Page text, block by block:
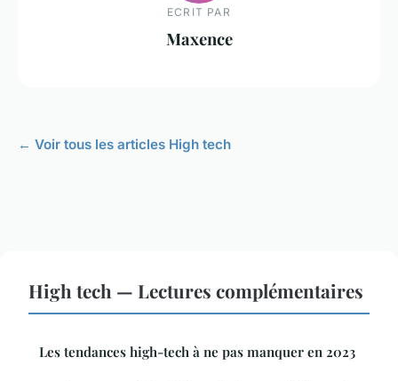
ECRIT PAR
Maxence
← Voir tous les articles High tech
High tech — Lectures complémentaires
Les tendances high-tech à ne pas manquer en 2023